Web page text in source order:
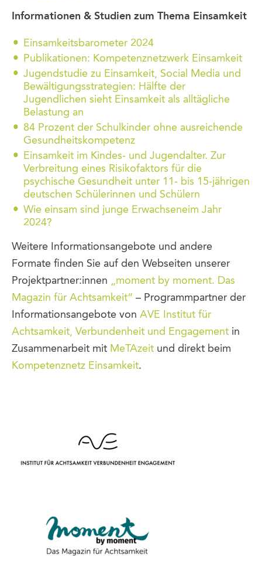
Informationen & Studien zum Thema Einsamkeit
Einsamkeitsbarometer 2024
Publikationen: Kompetenznetzwerk Einsamkeit
Jugendstudie zu Einsamkeit, Social Media und
Bewältigungsstrategien: Hälfte der
Jugendlichen sieht Einsamkeit als alltägliche
Belastung an
84 Prozent der Schulkinder ohne ausreichende
Gesundheitskompetenz
Einsamkeit im Kindes- und Jugendalter. Zur
Verbreitung eines Risikofaktors für die
psychische Gesundheit unter 11- bis 15-jährigen
deutschen Schülerinnen und Schülern
Wie einsam sind junge Erwachseneim Jahr
2024?
Weitere Informationsangebote und andere
Formate finden Sie auf den Webseiten unserer
Projektpartner:innen
„moment by moment. Das
Magazin für Achtsamkeit“ – Programmpartner der
Informationsangebote von AVE Institut für
Achtsamkeit, Verbundenheit und Engagement in
Zusammenarbeit mit MeTAzeit und direkt beim
Kompetenznetz Einsamkeit.